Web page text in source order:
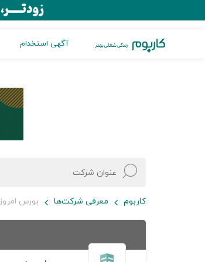
آگهی استخدام
کاربوم معرفی شرکت‌ها بورس امروز